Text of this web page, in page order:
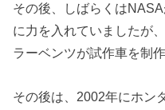
その後、しばらくは
に力を入れていましたが
ラーベンツが試作車を制
その後は、2002年にホン